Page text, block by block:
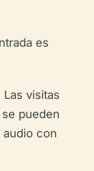
es
Las visitas
pueden
audio con